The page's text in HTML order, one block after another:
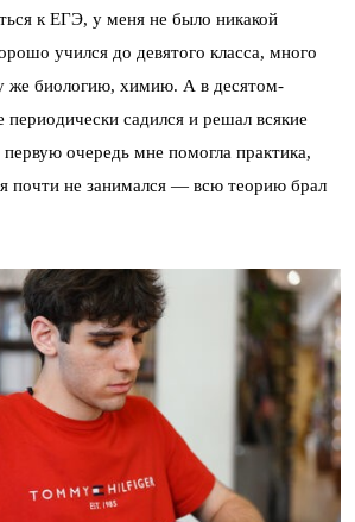
к ЕГЭ, у меня не было никакой
учился до девятого класса, много
же биологию, химию. А в десятом-
периодически садился и решал всякие
очередь мне помогла практика,
почти не занимался — всю теорию брал